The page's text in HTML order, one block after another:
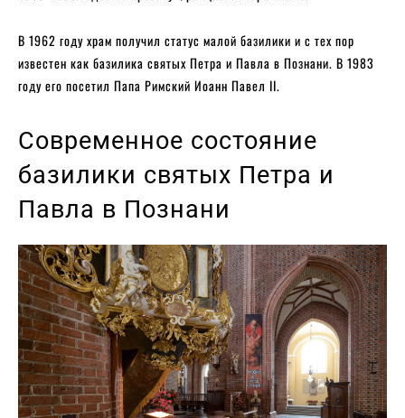
В 1962 году храм получил статус малой базилики и с тех пор
известен как базилика святых Петра и Павла в Познани. В 1983
году его посетил Папа Римский Иоанн Павел II.
Современное состояние
базилики святых Петра и
Павла в Познани